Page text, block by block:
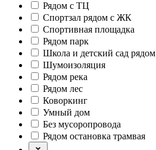
Рядом с ТЦ
Спортзал рядом с ЖК
Спортивная площадка
Рядом парк
Школа и детский сад рядом
Шумоизоляция
Рядом река
Рядом лес
Коворкинг
Умный дом
Без мусоропровода
Рядом остановка трамвая